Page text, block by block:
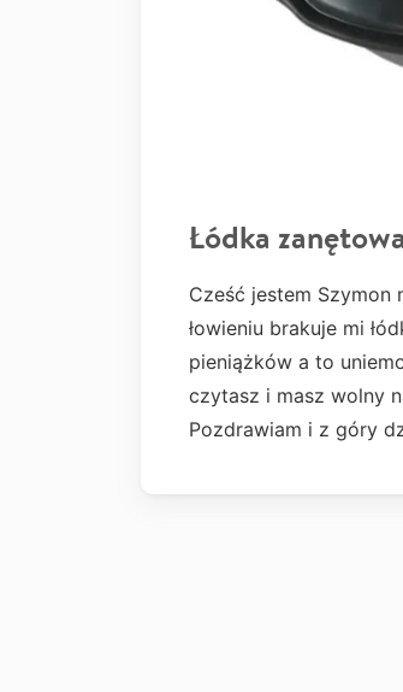
Łódka zanętowa
Cześć jestem Szymon
łowieniu brakuje mi
pieniążków a to
czytasz i masz wolny
Pozdrawiam i z góry